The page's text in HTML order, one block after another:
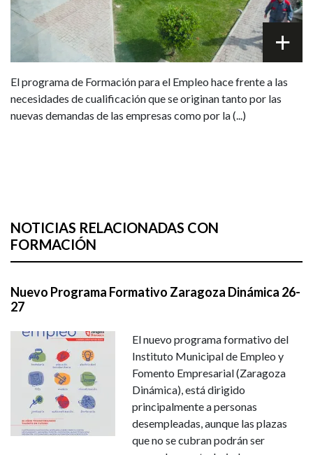
El programa de Formación para el Empleo hace frente a las
necesidades de cualificación que se originan tanto por las
nuevas demandas de las empresas como por la (...)
NOTICIAS RELACIONADAS CON
FORMACIÓN
Nuevo Programa Formativo Zaragoza Dinámica 26-
27
El nuevo programa formativo del
Instituto Municipal de Empleo y
Fomento Empresarial (Zaragoza
Dinámica), está dirigido
principalmente a personas
desempleadas, aunque las plazas
que no se cubran podrán ser